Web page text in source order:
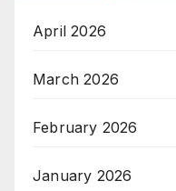
April 2026
March 2026
February 2026
January 2026